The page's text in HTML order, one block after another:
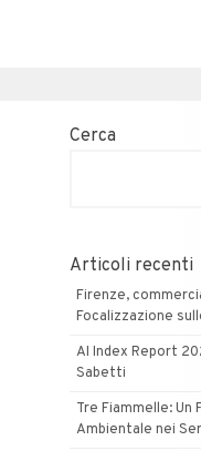
Cerca
Articoli recenti
Firenze,
Focalizzazione
AI Index Report
Sabetti
Tre Fiammelle: Un
Ambientale nei